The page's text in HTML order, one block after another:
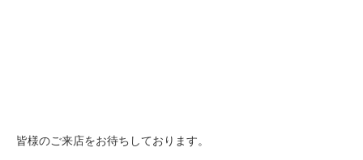
皆様のご来店をお待ちしております。